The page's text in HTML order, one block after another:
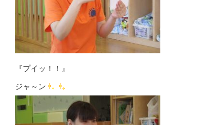
『プイッ！！』
ジャ～ン